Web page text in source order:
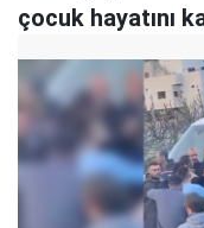
çocuk hayatını